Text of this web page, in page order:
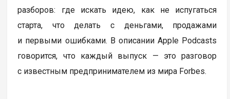
разборов: где искать идею, как не испугаться
старта, что делать с деньгами, продажами
и первыми ошибками. В описании Apple Podcasts
говорится, что каждый выпуск — это разговор
с известным предпринимателем из мира Forbes.